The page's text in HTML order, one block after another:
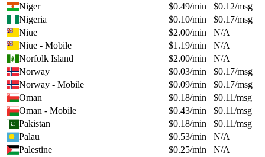
Niger
$0.49/min $0.12/msg
Nigeria
$0.10/min $0.17/msg
Niue
$2.00/min
N/A
Niue - Mobile
$1.19/min
N/A
Norfolk Island
$2.00/min
N/A
Norway
$0.03/min $0.17/msg
Norway - Mobile
$0.09/min $0.17/msg
Oman
$0.18/min $0.11/msg
Oman - Mobile
$0.43/min $0.11/msg
Pakistan
$0.18/min $0.11/msg
Palau
$0.53/min
N/A
Palestine
$0.25/min
N/A